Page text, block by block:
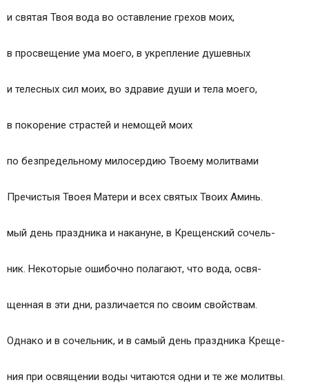
Как испечь просфору
Как же испечь просфору?
Видеоролик
Добавить комментарий Отменить ответ
«Бабушка (Рецепты от 100 бед)»
водой и молитвой
Целебная сила святой воды
Похожие главы из других книг
Лечение банной водой
Лечение пьяницы речной водой
Лечение детей святой водой
и святая Твоя вода во оставление грехов моих,
в просвещение ума моего, в укрепление душевных
и телесных сил моих, во здравие души и тела моего,
в покорение страстей и немощей моих
по безпредельному милосердию Твоему молитвами
Пречистыя Твоея Матери и всех святых Твоих Аминь.
мый день праздника и накануне, в Крещенский сочель-
ник. Некоторые ошибочно полагают, что вода, освя-
щенная в эти дни, различается по своим свойствам.
Однако и в сочельник, и в самый день праздника Креще-
ния при освящении воды читаются одни и те же молитвы.